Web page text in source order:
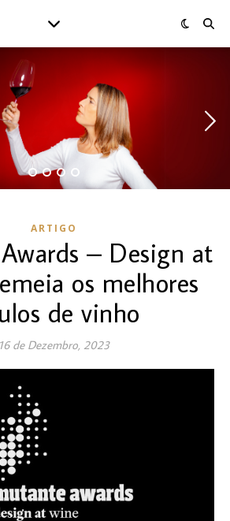
ARTIGO
– Design at
os melhores
de vinho
16 de Dezembro, 2023